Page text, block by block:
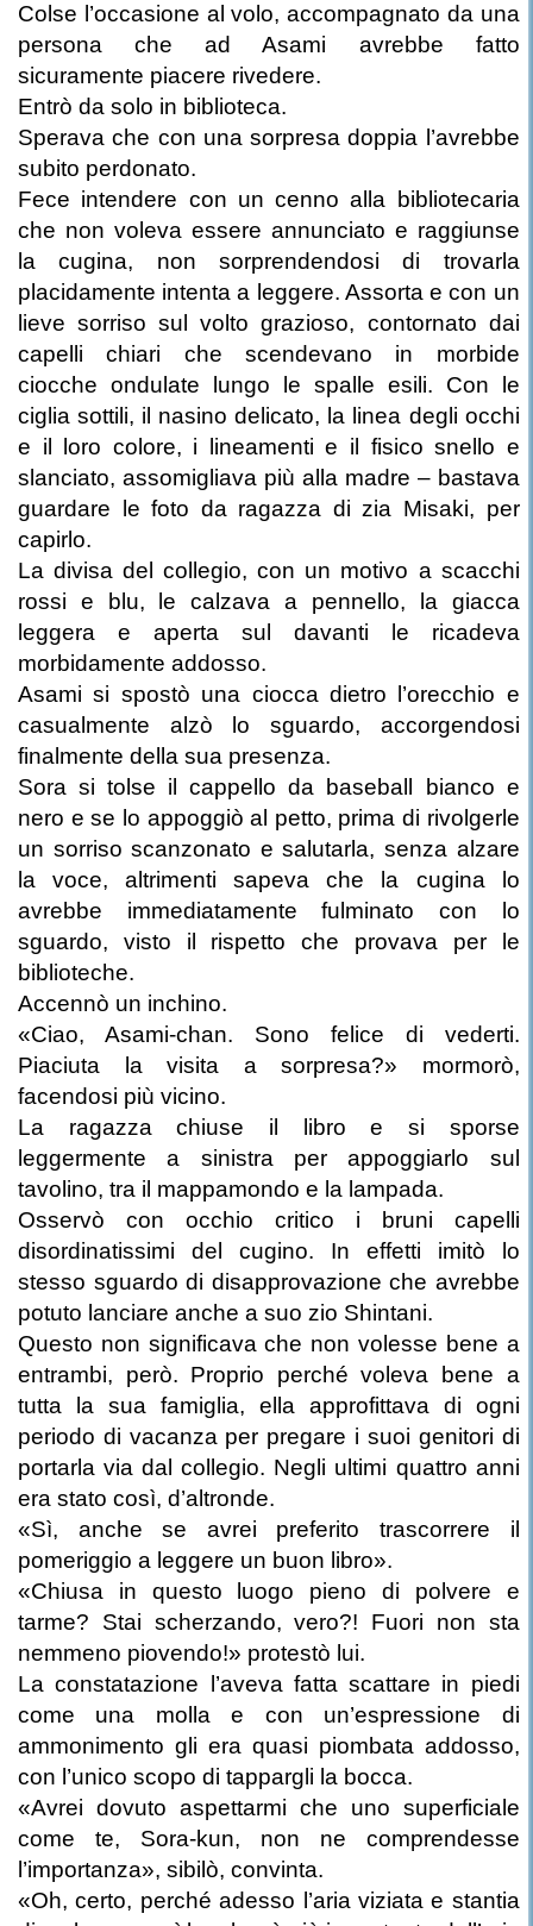
Colse l’occasione al volo, accompagnato da una
persona che ad Asami avrebbe fatto
sicuramente piacere rivedere.
Entrò da solo in biblioteca.
Sperava che con una sorpresa doppia l’avrebbe
subito perdonato.
Fece intendere con un cenno alla bibliotecaria
che non voleva essere annunciato e raggiunse
la cugina, non sorprendendosi di trovarla
placidamente intenta a leggere. Assorta e con un
lieve sorriso sul volto grazioso, contornato dai
capelli chiari che scendevano in morbide
ciocche ondulate lungo le spalle esili. Con le
ciglia sottili, il nasino delicato, la linea degli occhi
e il loro colore, i lineamenti e il fisico snello e
slanciato, assomigliava più alla madre – bastava
guardare le foto da ragazza di zia Misaki, per
capirlo.
La divisa del collegio, con un motivo a scacchi
rossi e blu, le calzava a pennello, la giacca
leggera e aperta sul davanti le ricadeva
morbidamente addosso.
Asami si spostò una ciocca dietro l’orecchio e
casualmente alzò lo sguardo, accorgendosi
finalmente della sua presenza.
Sora si tolse il cappello da baseball bianco e
nero e se lo appoggiò al petto, prima di rivolgerle
un sorriso scanzonato e salutarla, senza alzare
la voce, altrimenti sapeva che la cugina lo
avrebbe immediatamente fulminato con lo
sguardo, visto il rispetto che provava per le
biblioteche.
Accennò un inchino.
«Ciao, Asami-chan. Sono felice di vederti.
Piaciuta la visita a sorpresa?» mormorò,
facendosi più vicino.
La ragazza chiuse il libro e si sporse
leggermente a sinistra per appoggiarlo sul
tavolino, tra il mappamondo e la lampada.
Osservò con occhio critico i bruni capelli
disordinatissimi del cugino. In effetti imitò lo
stesso sguardo di disapprovazione che avrebbe
potuto lanciare anche a suo zio Shintani.
Questo non significava che non volesse bene a
entrambi, però. Proprio perché voleva bene a
tutta la sua famiglia, ella approfittava di ogni
periodo di vacanza per pregare i suoi genitori di
portarla via dal collegio. Negli ultimi quattro anni
era stato così, d’altronde.
«Sì, anche se avrei preferito trascorrere il
pomeriggio a leggere un buon libro».
«Chiusa in questo luogo pieno di polvere e
tarme? Stai scherzando, vero?! Fuori non sta
nemmeno piovendo!» protestò lui.
La constatazione l’aveva fatta scattare in piedi
come una molla e con un’espressione di
ammonimento gli era quasi piombata addosso,
con l’unico scopo di tappargli la bocca.
«Avrei dovuto aspettarmi che uno superficiale
come te, Sora-kun, non ne comprendesse
l’importanza», sibilò, convinta.
«Oh, certo, perché adesso l’aria viziata e stantia